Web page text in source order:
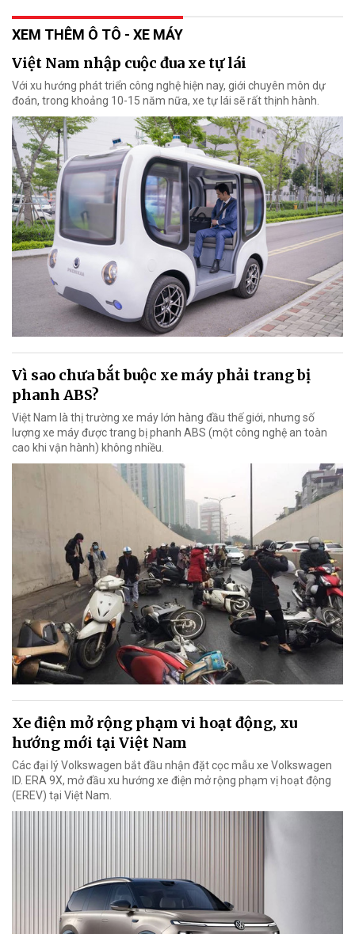
XEM THÊM Ô TÔ - XE MÁY
Việt Nam nhập cuộc đua xe tự lái
Với xu hướng phát triển công nghệ hiện nay, giới chuyên môn dự
đoán, trong khoảng 10-15 năm nữa, xe tự lái sẽ rất thịnh hành.
Vì sao chưa bắt buộc xe máy phải trang bị
phanh ABS?
Việt Nam là thị trường xe máy lớn hàng đầu thế giới, nhưng số
lượng xe máy được trang bị phanh ABS (một công nghệ an toàn
cao khi vận hành) không nhiều.
Xe điện mở rộng phạm vi hoạt động, xu
hướng mới tại Việt Nam
Các đại lý Volkswagen bắt đầu nhận đặt cọc mẫu xe Volkswagen
ID. ERA 9X, mở đầu xu hướng xe điện mở rộng phạm vị hoạt động
(EREV) tại Việt Nam.